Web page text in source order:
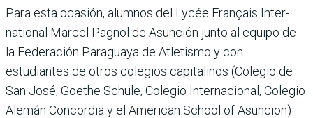
Para esta ocasión, alumnos del Lycée Français Inter­
national Marcel Pagnol de Asunción junto al equipo de
la Federación Paraguaya de Atletismo y con
estudiantes de otros colegios capitalinos (Colegio de
San José, Goe­the Schule, Colegio Inter­nacional, Colegio
Alemán Concordia y el American School of Asuncion)